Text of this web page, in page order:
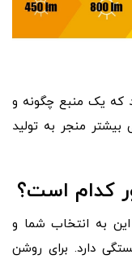
که یک منبع چگونه و
بیشتر منجر به تولید
کدام است؟
به انتخاب شما و
دارد. برای روشن